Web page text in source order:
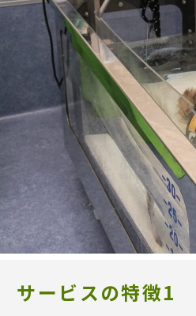
サービスの特徴1